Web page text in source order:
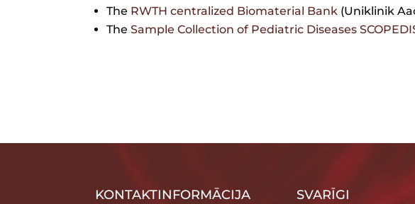
The RWTH centralized Biomaterial Bank (Uniklinik
The Sample Collection of Pediatric Diseases
KONTAKTINFORMĀCIJA SVARĪGI